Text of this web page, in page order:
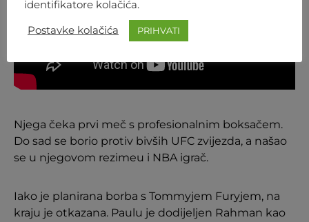
Njega čeka prvi meč s profesionalnim boksačem.
Do sad se borio protiv bivših UFC zvijezda, a našao
se u njegovom rezimeu i NBA igrač.
Iako je planirana borba s Tommyjem Furyjem, na
kraju je otkazana. Paulu je dodijeljen Rahman kao
identifikatore kolačića.
Postavke kolačića PRIHVATI